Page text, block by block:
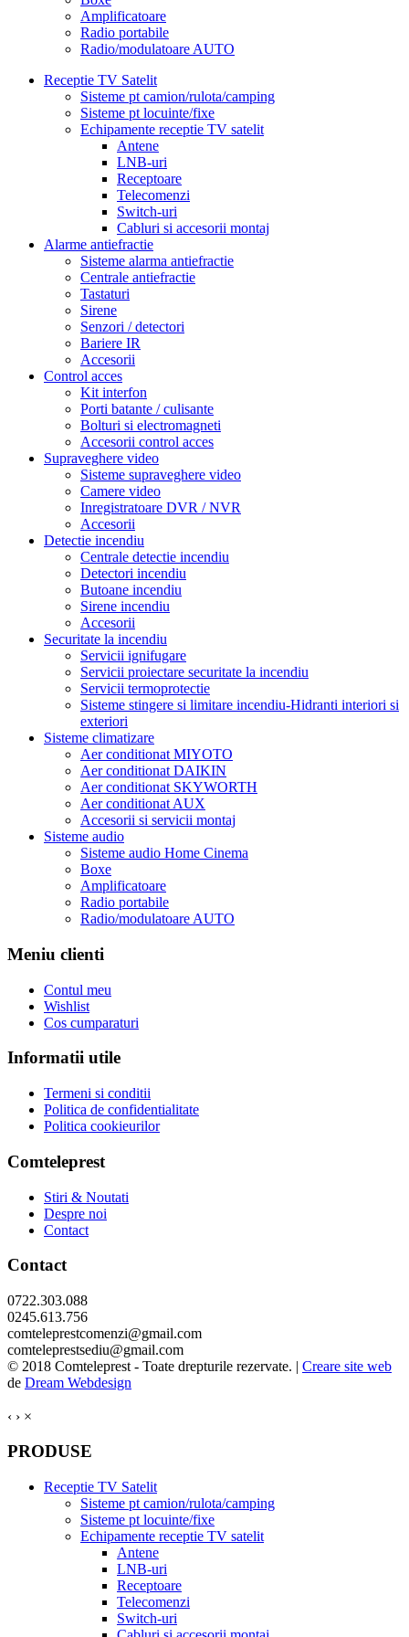
Amplificatoare
Radio portabile
Radio/modulatoare AUTO
Receptie TV Satelit
Sisteme pt camion/rulota/camping
Sisteme pt locuinte/fixe
Echipamente receptie TV satelit
Antene
LNB-uri
Receptoare
Telecomenzi
Switch-uri
Cabluri si accesorii montaj
Alarme antiefractie
Sisteme alarma antiefractie
Centrale antiefractie
Tastaturi
Sirene
Senzori / detectori
Bariere IR
Accesorii
Control acces
Kit interfon
Porti batante / culisante
Bolturi si electromagneti
Accesorii control acces
Supraveghere video
Sisteme supraveghere video
Camere video
Inregistratoare DVR / NVR
Accesorii
Detectie incendiu
Centrale detectie incendiu
Detectori incendiu
Butoane incendiu
Sirene incendiu
Accesorii
Securitate la incendiu
Servicii ignifugare
Servicii proiectare securitate la incendiu
Servicii termoprotectie
Sisteme stingere si limitare incendiu-Hidranti interiori si
exteriori
Sisteme climatizare
Aer conditionat MIYOTO
Aer conditionat DAIKIN
Aer conditionat SKYWORTH
Aer conditionat AUX
Accesorii si servicii montaj
Sisteme audio
Sisteme audio Home Cinema
Boxe
Amplificatoare
Radio portabile
Radio/modulatoare AUTO
Meniu clienti
Contul meu
Wishlist
Cos cumparaturi
Informatii utile
Termeni si conditii
Politica de confidentialitate
Politica cookieurilor
Comteleprest
Stiri & Noutati
Despre noi
Contact
Contact
0722.303.088
0245.613.756
comteleprestcomenzi@gmail.com
comteleprestsediu@gmail.com
© 2018 Comteleprest - Toate drepturile rezervate. | Creare site web
de Dream Webdesign
‹ › ×
PRODUSE
Receptie TV Satelit
Sisteme pt camion/rulota/camping
Sisteme pt locuinte/fixe
Echipamente receptie TV satelit
Antene
LNB-uri
Receptoare
Telecomenzi
Switch-uri